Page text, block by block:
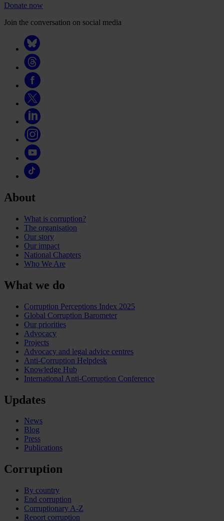
Donate now
Join the conversation on social media
About
What is corruption?
The organisation
Our story
Our impact
National Chapters
Who We Are
What we do
Corruption Perceptions Index 2025
Global Corruption Barometer
Our priorities
Advocacy
Projects
Advocacy and legal advice centres
Anti-Corruption Helpdesk
Knowledge Hub
International Anti-Corruption Conference
Updates
News
Blog
Press
Publications
Corruption
By country
End corruption
Corruptionary A-Z
Report corruption